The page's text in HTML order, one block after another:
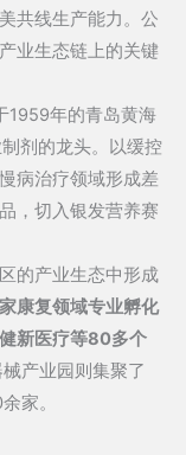
共线生产能力。公
业生态链上的关键
1959年的青岛黄海
剂的龙头。以缓控
病治疗领域形成差
，切入银发营养赛
的产业生态中形成
康复领域专业孵化
新医疗等80多个
产业园则集聚了
家。